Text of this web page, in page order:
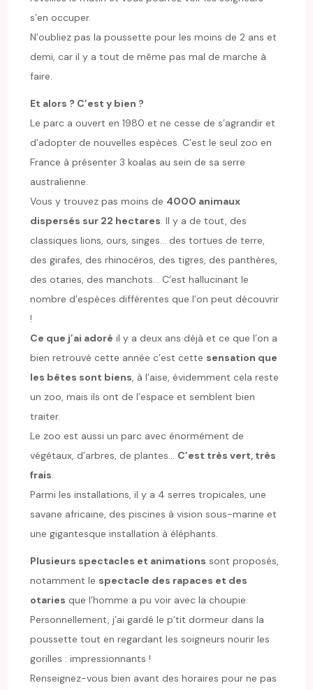
s’en occuper.
N’oubliez pas la poussette pour les moins de 2 ans et
demi, car il y a tout de même pas mal de marche à
faire.
Et alors ? C’est y bien ?
Le parc a ouvert en 1980 et ne cesse de s’agrandir et
d’adopter de nouvelles espèces. C’est le seul zoo en
France à présenter 3 koalas au sein de sa serre
australienne.
Vous y trouvez pas moins de 4000 animaux
dispersés sur 22 hectares. Il y a de tout, des
classiques lions, ours, singes… des tortues de terre,
des girafes, des rhinocéros, des tigres, des panthères,
des otaries, des manchots… C’est hallucinant le
nombre d’espèces différentes que l’on peut découvrir
!
Ce que j’ai adoré il y a deux ans déjà et ce que l’on a
bien retrouvé cette année c’est cette sensation que
les bêtes sont biens, à l’aise, évidemment cela reste
un zoo, mais ils ont de l’espace et semblent bien
traiter.
Le zoo est aussi un parc avec énormément de
végétaux, d’arbres, de plantes… C’est très vert, très
frais.
Parmi les installations, il y a 4 serres tropicales, une
savane africaine, des piscines à vision sous-marine et
une gigantesque installation à éléphants.
Plusieurs spectacles et animations sont proposés,
notamment le spectacle des rapaces et des
otaries que l’homme a pu voir avec la choupie.
Personnellement, j’ai gardé le p’tit dormeur dans la
poussette tout en regardant les soigneurs nourir les
gorilles : impressionnants !
Renseignez-vous bien avant des horaires pour ne pas